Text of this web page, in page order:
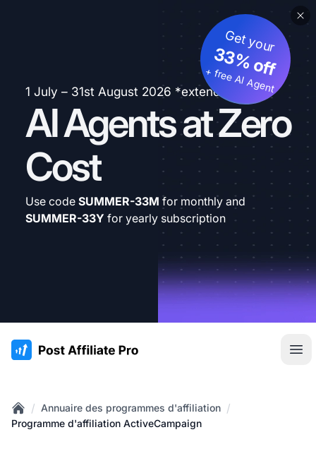
1 July – 31st August 2026 *extended
AI Agents at Zero
Cost
Get your
33% off
+ free AI Agent
Use code SUMMER-33M for monthly and
SUMMER-33Y for yearly subscription
:site.title
Home
/ Annuaire des programmes d'affiliation /
Programme d'affiliation ActiveCampaign